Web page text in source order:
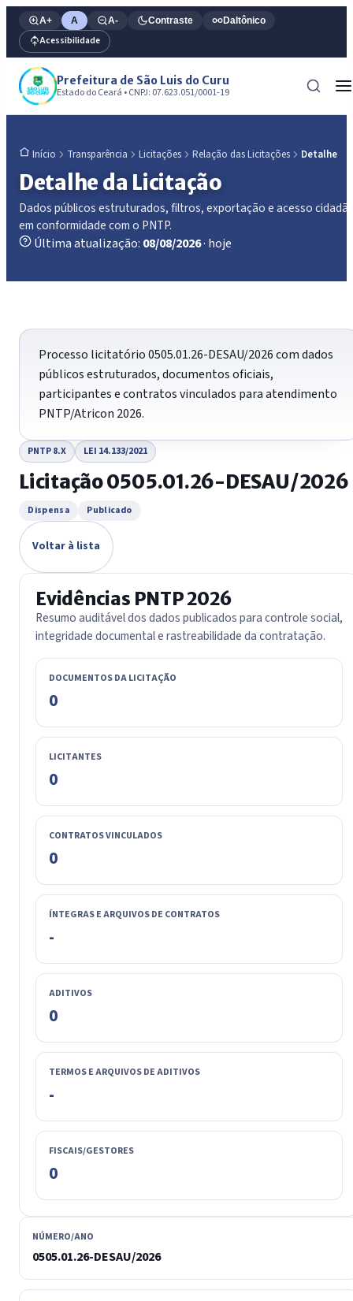
A+ A A- Contraste Daltônico
Acessibilidade
Prefeitura de São Luis do Curu
Estado do Ceará • CNPJ: 07.623.051/0001-19
Início Transparência Licitações Relação das Licitações Detalhe
Detalhe da Licitação
Dados públicos estruturados, filtros, exportação e acesso
em conformidade com o PNTP.
Última atualização: 08/08/2026· hoje
Processo licitatório 0505.01.26-DESAU/2026 com dados
públicos estruturados, documentos oficiais,
participantes e contratos vinculados para atendimento
PNTP/Atricon 2026.
PNTP 8.X LEI 14.133/2021
Licitação 0505.01.26-DESAU/2026
Dispensa Publicado
Voltar à lista
Evidências PNTP 2026
Resumo auditável dos dados publicados para controle social,
integridade documental e rastreabilidade da contratação.
DOCUMENTOS DA LICITAÇÃO
0
LICITANTES
0
CONTRATOS VINCULADOS
0
ÍNTEGRAS E ARQUIVOS DE CONTRATOS
-
ADITIVOS
0
TERMOS E ARQUIVOS DE ADITIVOS
-
FISCAIS/GESTORES
0
NÚMERO/ANO
0505.01.26-DESAU/2026